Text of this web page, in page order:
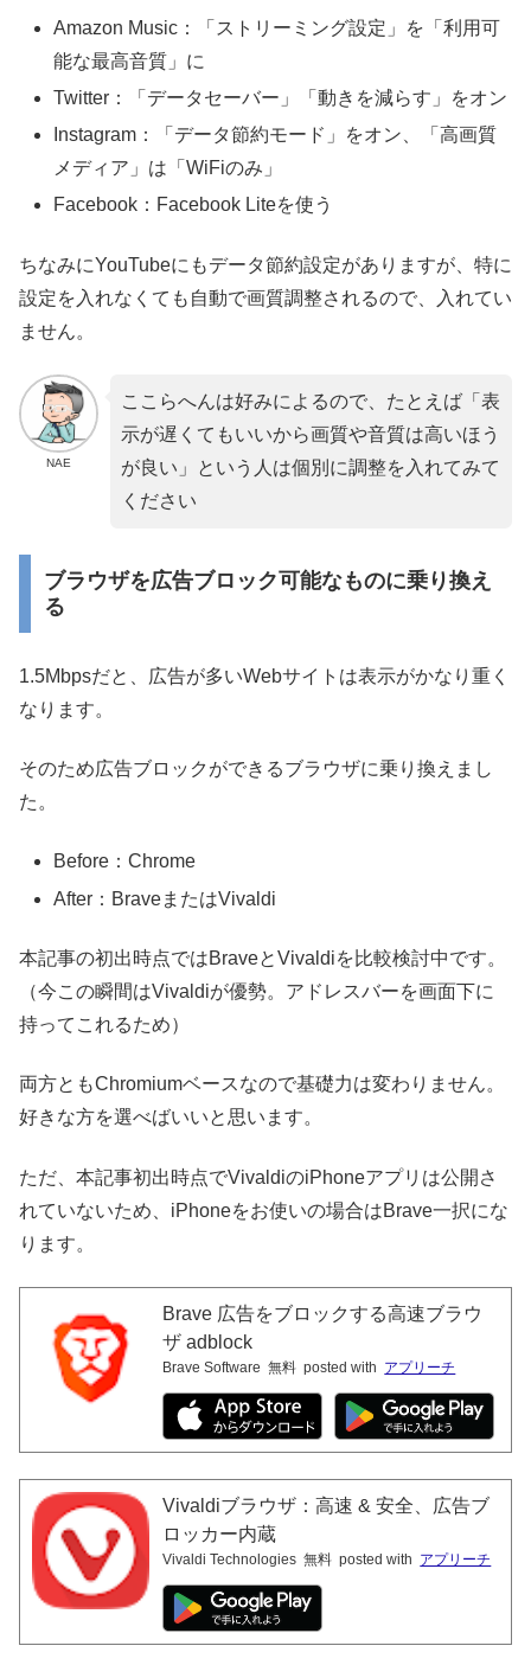
Amazon Music：「ストリーミング設定」を「利用可
能な最高音質」に
Twitter：「データセーバー」「動きを減らす」をオン
Instagram：「データ節約モード」をオン、「高画質
メディア」は「WiFiのみ」
Facebook：Facebook Liteを使う
ちなみにYouTubeにもデータ節約設定がありますが、特に
設定を入れなくても自動で画質調整されるので、入れてい
ません。
NAE
ここらへんは好みによるので、たとえば「表
示が遅くてもいいから画質や音質は高いほう
が良い」という人は個別に調整を入れてみて
ください
ブラウザを広告ブロック可能なものに乗り換え
る
1.5Mbpsだと、広告が多いWebサイトは表示がかなり重く
なります。
そのため広告ブロックができるブラウザに乗り換えまし
た。
Before：Chrome
After：BraveまたはVivaldi
本記事の初出時点ではBraveとVivaldiを比較検討中です。
（今この瞬間はVivaldiが優勢。アドレスバーを画面下に
持ってこれるため）
両方ともChromiumベースなので基礎力は変わりません。
好きな方を選べばいいと思います。
ただ、本記事初出時点でVivaldiのiPhoneアプリは公開さ
れていないため、iPhoneをお使いの場合はBrave一択にな
ります。
Brave 広告をブロックする高速ブラウ
ザ adblock
Brave Software 無料 posted with アプリーチ
Vivaldiブラウザ：高速 & 安全、広告ブ
ロッカー内蔵
Vivaldi Technologies 無料 posted with アプリーチ